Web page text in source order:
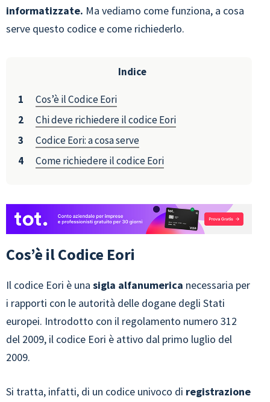
informatizzate. Ma vediamo come funziona, a cosa
serve questo codice e come richiederlo.
Indice
Cos’è il Codice Eori
Chi deve richiedere il codice Eori
Codice Eori: a cosa serve
Come richiedere il codice Eori
Cos’è il Codice Eori
Il codice Eori è una sigla alfanumerica necessaria per
i rapporti con le autorità delle dogane degli Stati
europei. Introdotto con il regolamento numero 312
del 2009, il codice Eori è attivo dal primo luglio del
2009.
Si tratta, infatti, di un codice univoco di registrazione